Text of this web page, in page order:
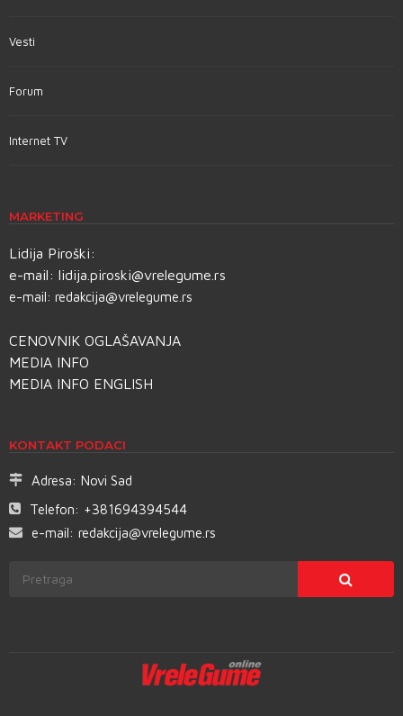
Vesti
Forum
Internet TV
MARKETING
Lidija Piroški:
e-mail: lidija.piroski@vrelegume.rs
e-mail: redakcija@vrelegume.rs
CENOVNIK OGLAŠAVANJA
MEDIA INFO
MEDIA INFO ENGLISH
KONTAKT PODACI
Adresa: Novi Sad
Telefon: +381694394544
e-mail: redakcija@vrelegume.rs